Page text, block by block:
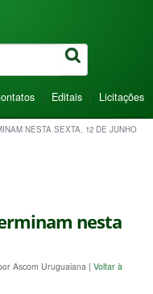
Editais Licitações
NESTA SEXTA, 12 DE JUNHO
nesta
Ascom Uruguaiana | Voltar à